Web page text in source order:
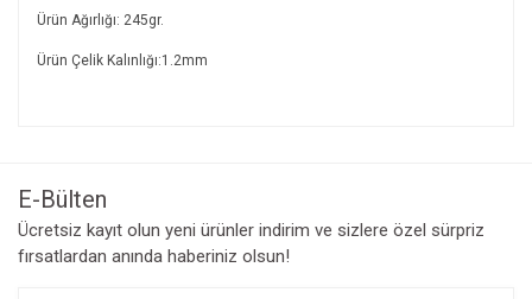
Ürün Ağırlığı: 245gr.
Ürün Çelik Kalınlığı:1.2mm
E-Bülten
Ücretsiz kayıt olun yeni ürünler indirim ve sizlere özel sürpriz
fırsatlardan anında haberiniz olsun!